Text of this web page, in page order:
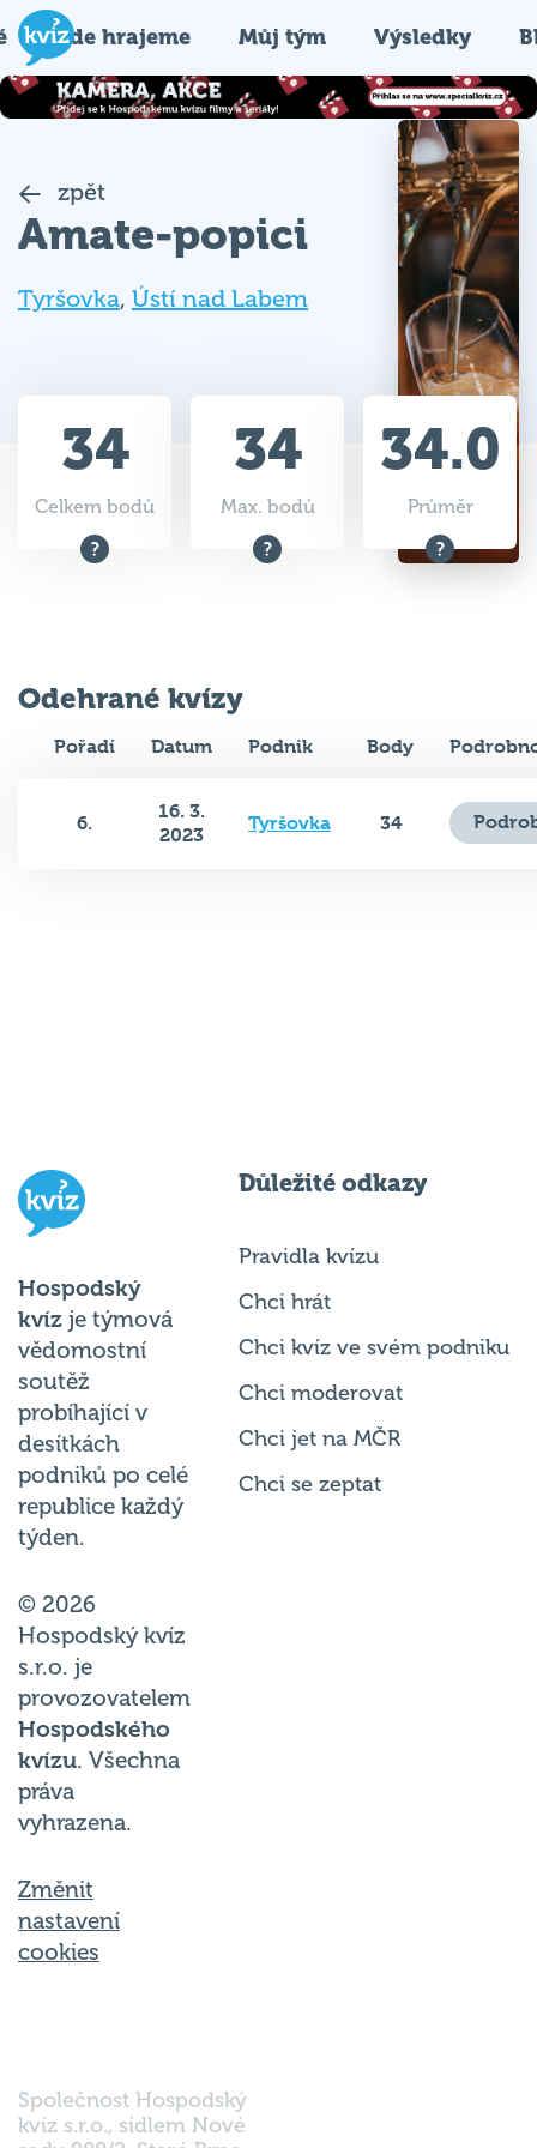
Kde hrajeme Můj tým Výsledky
zpět
Amate-popici
Tyršovka, Ústí nad Labem
34
Celkem bodů
34
Max. bodů
34.0
Průměr
Odehrané kvízy
Pořadí Datum Podnik Body
6.
16. 3.
2023
Tyršovka 34
Hospodský
kvíz je týmová
vědomostní
soutěž
probíhající v
desítkách
podniků po celé
republice každý
týden.
© 2026
Hospodský kvíz
s.r.o. je
provozovatelem
Hospodského
kvízu. Všechna
práva
vyhrazena.
Změnit
nastavení
cookies
Důležité odkazy
Pravidla kvízu
Chci hrát
Chci kvíz ve svém podniku
Chci moderovat
Chci jet na MČR
Chci se zeptat
Společnost Hospodský
kvíz s.r.o., sídlem Nové